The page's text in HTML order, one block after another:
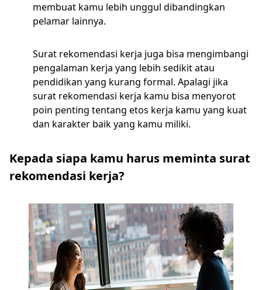
membuat kamu lebih unggul dibandingkan
pelamar lainnya.
Surat rekomendasi kerja juga bisa mengimbangi
pengalaman kerja yang lebih sedikit atau
pendidikan yang kurang formal. Apalagi jika
surat rekomendasi kerja kamu bisa menyorot
poin penting tentang etos kerja kamu yang kuat
dan karakter baik yang kamu miliki.
Kepada siapa kamu harus meminta surat
rekomendasi kerja?